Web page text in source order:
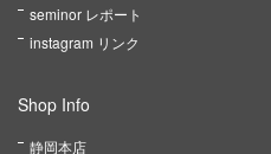
seminor レポート
instagram リンク
Shop Info
静岡本店